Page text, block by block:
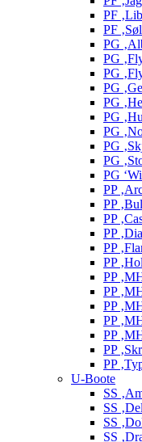
PF
PF
PG
PG
PG
PG
PG
PG
PG
PG
PG
PG
PP
PP
PP
PP
PP
PP
PP
PP
PP
PP
PP
PP
PP
U-Boote
SS
SS
SS
SS